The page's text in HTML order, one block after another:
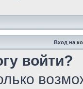
Вход на
войти?